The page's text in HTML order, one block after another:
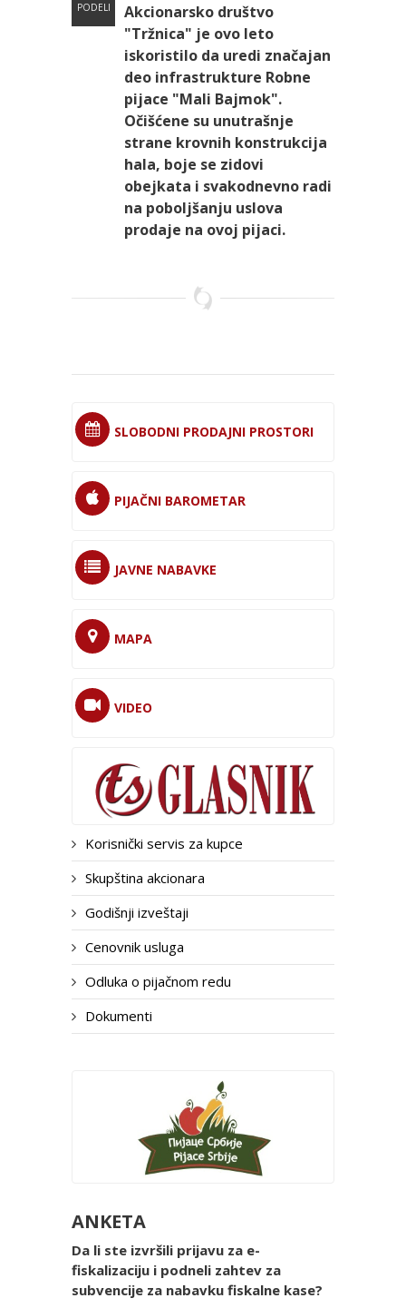
PODELI
Akcionarsko društvo
"Tržnica" je ovo leto
iskoristilo da uredi značajan
deo infrastrukture Robne
pijace "Mali Bajmok".
Očišćene su unutrašnje
strane krovnih konstrukcija
hala, boje se zidovi
obejkata i svakodnevno radi
na poboljšanju uslova
prodaje na ovoj pijaci.
SLOBODNI PRODAJNI PROSTORI
PIJAČNI BAROMETAR
JAVNE NABAVKE
MAPA
VIDEO
Korisnički servis za kupce
Skupština akcionara
Godišnji izveštaji
Cenovnik usluga
Odluka o pijačnom redu
Dokumenti
ANKETA
Da li ste izvršili prijavu za e-
fiskalizaciju i podneli zahtev za
subvencije za nabavku fiskalne kase?